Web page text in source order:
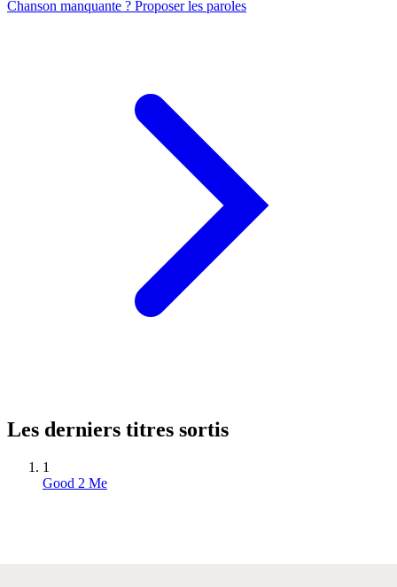
Chanson manquante ? Proposer les paroles
Les derniers titres sortis
1
Good 2 Me